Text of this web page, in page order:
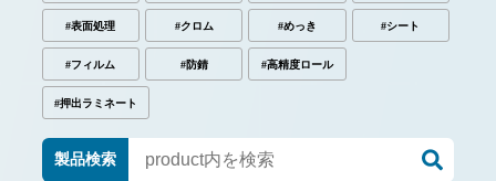
#表面処理 #クロム #めっき #シート
#フィルム #防錆 #高精度ロール
#押出ラミネート
製品検索